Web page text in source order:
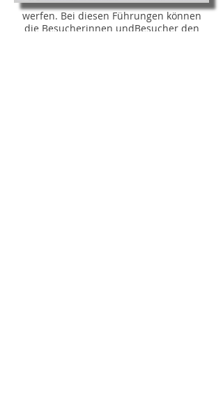
werfen. Bei diesen Führungen können
die Besucherinnen undBesucher den